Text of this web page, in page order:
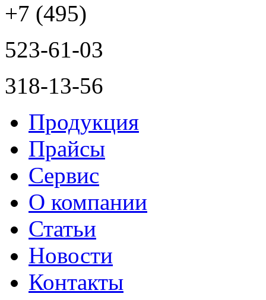
+7 (495)
523-61-03
318-13-56
Продукция
Прайсы
Сервис
О компании
Статьи
Новости
Контакты